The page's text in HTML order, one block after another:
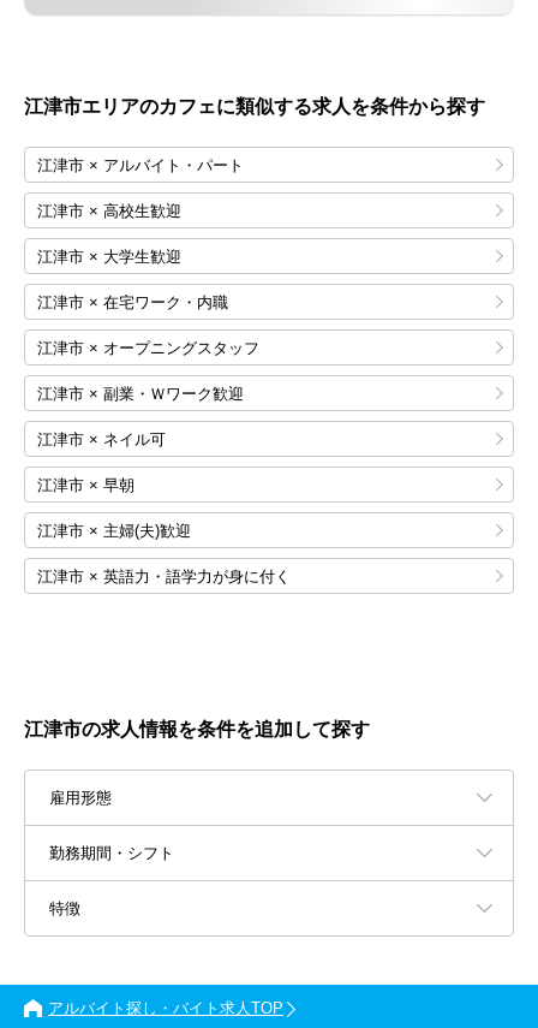
江津市エリアのカフェに類似する求人を条件から探す
江津市 × アルバイト・パート
江津市 × 高校生歓迎
江津市 × 大学生歓迎
江津市 × 在宅ワーク・内職
江津市 × オープニングスタッフ
江津市 × 副業・Ｗワーク歓迎
江津市 × ネイル可
江津市 × 早朝
江津市 × 主婦(夫)歓迎
江津市 × 英語力・語学力が身に付く
江津市の求人情報を条件を追加して探す
雇用形態
勤務期間・シフト
特徴
アルバイト探し・バイト求人TOP